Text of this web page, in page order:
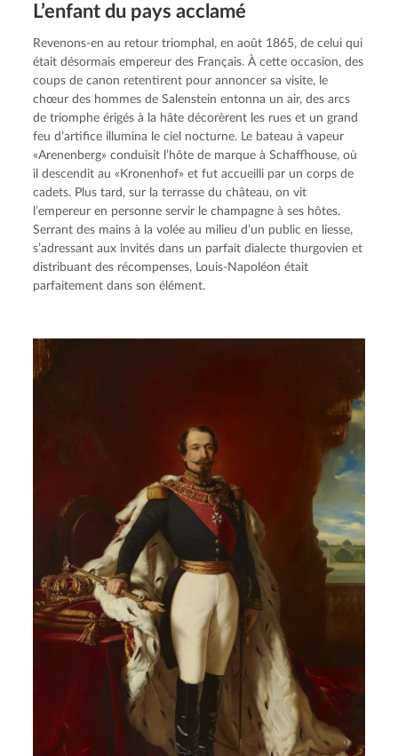
L’enfant du pays acclamé
Revenons-en au retour triomphal, en août 1865, de celui qui
était désormais empereur des Français. À cette occasion, des
coups de canon retentirent pour annoncer sa visite, le
chœur des hommes de Salenstein entonna un air, des arcs
de triomphe érigés à la hâte décorèrent les rues et un grand
feu d’artifice illumina le ciel nocturne. Le bateau à vapeur
«Arenenberg» conduisit l’hôte de marque à Schaffhouse, où
il descendit au «Kronenhof» et fut accueilli par un corps de
cadets. Plus tard, sur la terrasse du château, on vit
l’empereur en personne servir le champagne à ses hôtes.
Serrant des mains à la volée au milieu d’un public en liesse,
s’adressant aux invités dans un parfait dialecte thurgovien et
distribuant des récompenses, Louis-Napoléon était
parfaitement dans son élément.